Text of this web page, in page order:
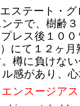
エステート・
テで、樹齢
レス後１０
にて１２ヶ
樽に負けな
感があり、
ンスージア